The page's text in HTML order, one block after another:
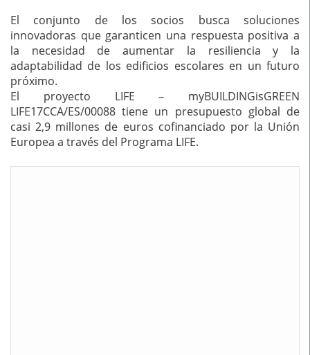
El conjunto de los socios busca soluciones
innovadoras que garanticen una respuesta positiva a
la necesidad de aumentar la resiliencia y la
adaptabilidad de los edificios escolares en un futuro
próximo.
El proyecto LIFE – myBUILDINGisGREEN
LIFE17CCA/ES/00088 tiene un presupuesto global de
casi 2,9 millones de euros cofinanciado por la Unión
Europea a través del Programa LIFE.